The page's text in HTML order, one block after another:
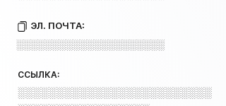
ЭЛ. ПОЧТА:
░░░░░░░░░░░░░░░░░░░░░
ССЫЛКА:
░░░░░░░░░░░░░░░░░░░░░░░░░